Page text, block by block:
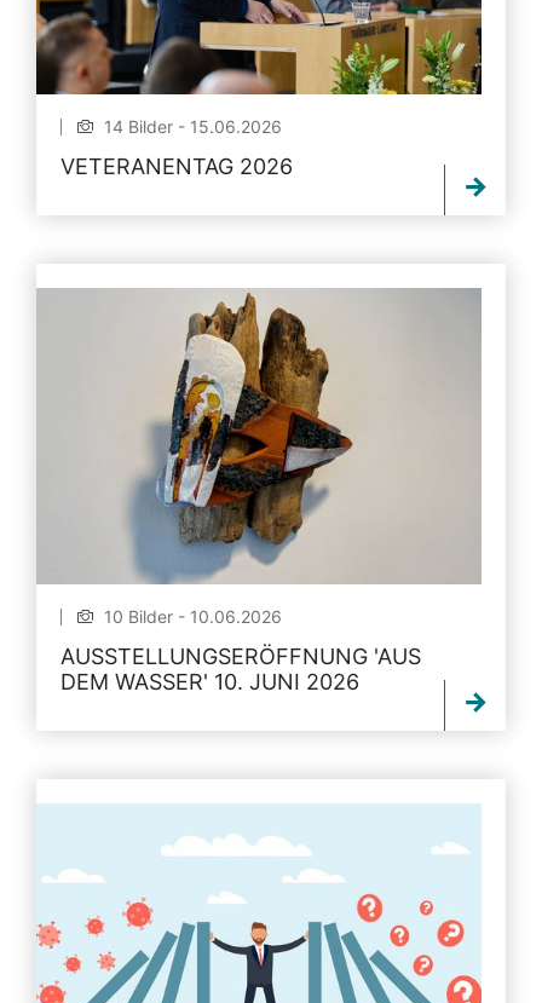
14 Bilder - 15.06.2026
VETERANENTAG 2026
10 Bilder - 10.06.2026
AUSSTELLUNGSERÖFFNUNG 'AUS
DEM WASSER' 10. JUNI 2026